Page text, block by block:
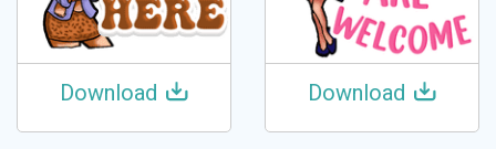
Download Download